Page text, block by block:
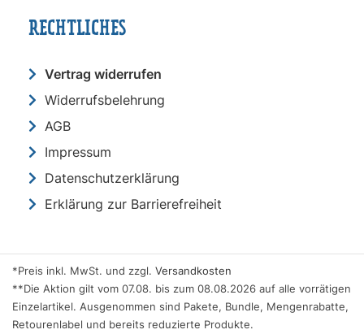
RECHTLICHES
Vertrag widerrufen
Widerrufsbelehrung
AGB
Impressum
Datenschutzerklärung
Erklärung zur Barrierefreiheit
*Preis inkl. MwSt. und zzgl. Versandkosten
**Die Aktion gilt vom 07.08. bis zum 08.08.2026 auf alle vorrätigen
Einzelartikel. Ausgenommen sind Pakete, Bundle, Mengenrabatte,
Retourenlabel und bereits reduzierte Produkte.